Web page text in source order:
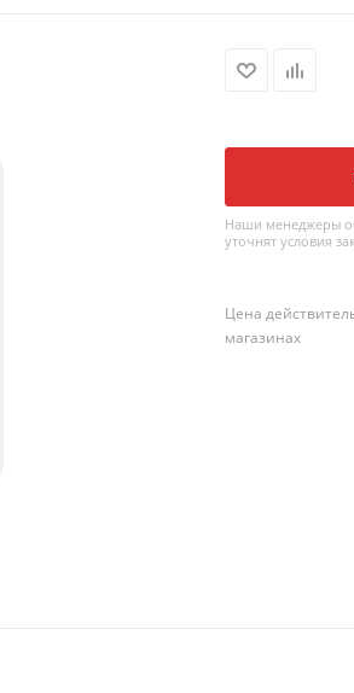
Наши менеджеры
уточнят условия
Цена
магазинах